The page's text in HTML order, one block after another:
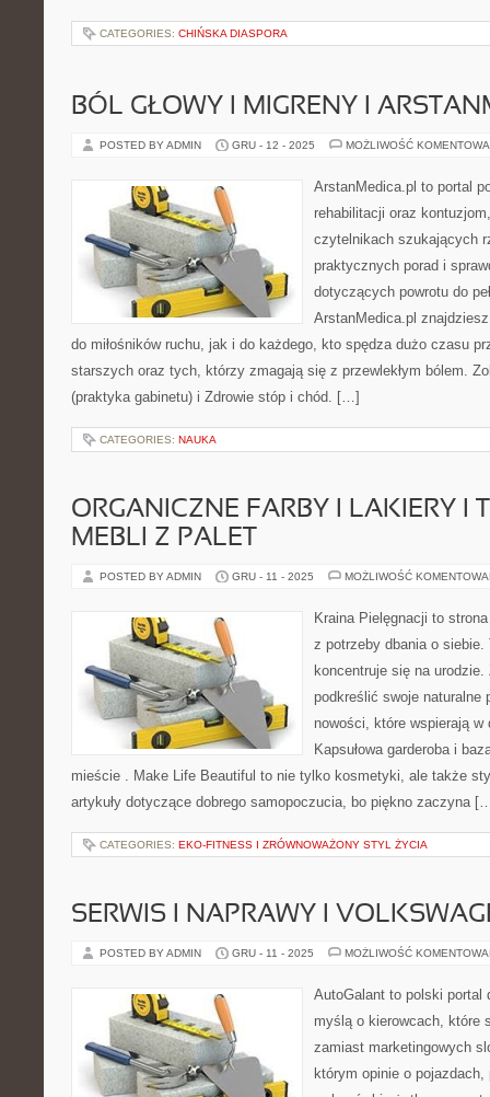
CATEGORIES: CHIŃSKA DIASPORA
BÓL GŁOWY I MIGRENY I
POSTED BY ADMIN GRU - 12 - 2025 MOŻLIWOŚĆ
ArstanMedica.pl to portal
rehabilitacji oraz
czytelnikach szukających
praktycznych porad i
dotyczących powrotu do
ArstanMedica.pl
do miłośników ruchu, jak i do każdego, kto spędza dużo czasu
starszych oraz tych, którzy zmagają się z przewlekłym bólem.
(praktyka gabinetu) i Zdrowie stóp i chód. […]
CATEGORIES: NAUKA
ORGANICZNE FARBY I LAKIERY I
MEBLI Z PALET
POSTED BY ADMIN GRU - 11 - 2025 MOŻLIWOŚĆ
Kraina Pielęgnacji to
z potrzeby dbania o
koncentruje się na
podkreślić swoje naturalne
nowości, które wspierają
Kapsułowa garderoba i
mieście . Make Life Beautiful to nie tylko kosmetyki, ale także
artykuły dotyczące dobrego samopoczucia, bo piękno zaczyna
CATEGORIES: EKO-FITNESS I ZRÓWNOWAŻONY STYL ŻYCIA
SERWIS I NAPRAWY I
POSTED BY ADMIN GRU - 11 - 2025 MOŻLIWOŚĆ
AutoGalant to polski portal
myślą o kierowcach, które
zamiast marketingowych
którym opinie o